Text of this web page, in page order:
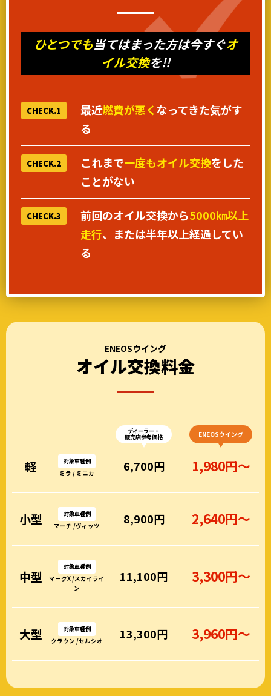
ひとつでも当てはまった方は今すぐオ
イル交換を!!
CHECK.1 最近燃費が悪く なってきた気がす
る
CHECK.2 これまで一度もオイル交換をした
ことがない
CHECK.3 前回のオイル交換から5000㎞以上
走行、または半年以上経過してい
る
ENEOSウイング
オイル交換料金
ディーラー・
販売店参考価格 ENEOSウイング
軽
対象車種例
ミラ / ミニカ
6,700円 1,980円～
小型
対象車種例
マーチ /ヴィッツ
8,900円 2,640円～
中型
対象車種例
マークX /スカイライ
ン
11,100円 3,300円～
大型
対象車種例
クラウン /セルシオ
13,300円 3,960円～